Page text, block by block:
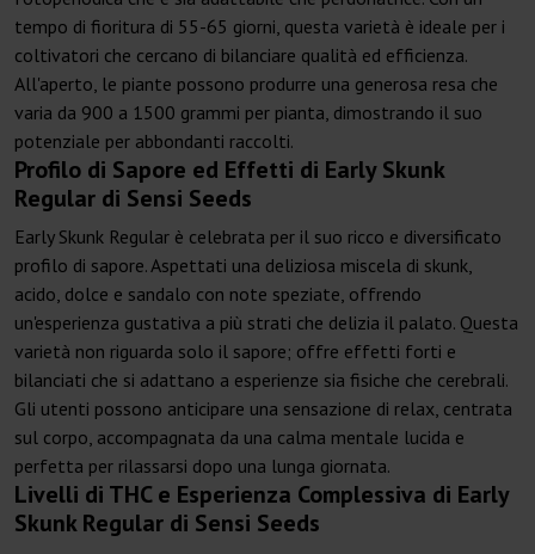
tempo di fioritura di 55-65 giorni, questa varietà è ideale per i
coltivatori che cercano di bilanciare qualità ed efficienza.
All'aperto, le piante possono produrre una generosa resa che
varia da 900 a 1500 grammi per pianta, dimostrando il suo
potenziale per abbondanti raccolti.
Profilo di Sapore ed Effetti di Early Skunk
Regular di Sensi Seeds
Early Skunk Regular è celebrata per il suo ricco e diversificato
profilo di sapore. Aspettati una deliziosa miscela di skunk,
acido, dolce e sandalo con note speziate, offrendo
un'esperienza gustativa a più strati che delizia il palato. Questa
varietà non riguarda solo il sapore; offre effetti forti e
bilanciati che si adattano a esperienze sia fisiche che cerebrali.
Gli utenti possono anticipare una sensazione di relax, centrata
sul corpo, accompagnata da una calma mentale lucida e
perfetta per rilassarsi dopo una lunga giornata.
Livelli di THC e Esperienza Complessiva di Early
Skunk Regular di Sensi Seeds